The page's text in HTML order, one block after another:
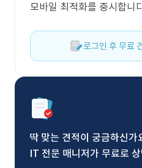
모바일 최적화를 중시합니
로그인 후 무료
딱 맞는 견적이 궁금하신가
IT 전문 매니저가 무료로